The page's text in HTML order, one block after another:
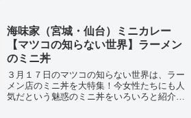
海味家（宮城・仙台）ミニカレー
【マツコの知らない世界】ラーメン
のミニ丼
３月１７日のマツコの知らない世界は、ラー
メン店のミニ丼を大特集！今女性たちにも人
気だという魅惑のミニ丼をいろいろと紹介し